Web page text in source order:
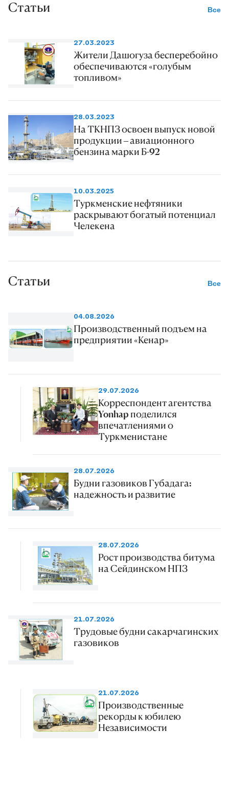
Статьи Все
27.03.2023
Жители Дашогуза бесперебойно
обеспечиваются «голубым
топливом»
28.03.2023
На ТКНПЗ освоен выпуск новой
продукции – авиационного
бензина марки Б-92
10.03.2025
Туркменские нефтяники
раскрывают богатый потенциал
Челекена
Статьи Все
04.08.2026
Производственный подъем на
предприятии «Кенар»
29.07.2026
Корреспондент агентства
Yonhap поделился
впечатлениями о
Туркменистане
28.07.2026
Будни газовиков Губадага:
надежность и развитие
28.07.2026
Рост производства битума
на Сейдинском НПЗ
21.07.2026
Трудовые будни сакарчагинских
газовиков
21.07.2026
Производственные
рекорды к юбилею
Независимости